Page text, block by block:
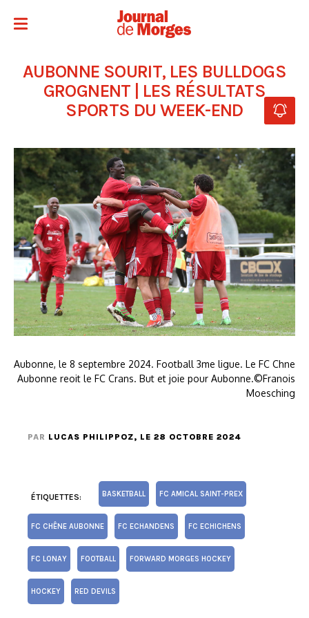
AUBONNE SOURIT, LES BULLDOGS
GROGNENT | LES RÉSULTATS
SPORTS DU WEEK-END
Aubonne, le 8 septembre 2024. Football 3me ligue. Le FC Chne
Aubonne reoit le FC Crans. But et joie pour Aubonne.©Franois
Moesching
PAR LUCAS PHILIPPOZ, LE 28 OCTOBRE 2024
ÉTIQUETTES: BASKETBALL FC AMICAL SAINT-PREX
FC CHÊNE AUBONNE FC ECHANDENS FC ECHICHENS
FC LONAY FOOTBALL FORWARD MORGES HOCKEY
HOCKEY RED DEVILS